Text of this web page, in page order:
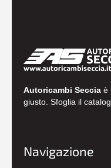
Autoricambi Seccia è
giusto. Sfoglia il
Navigazione